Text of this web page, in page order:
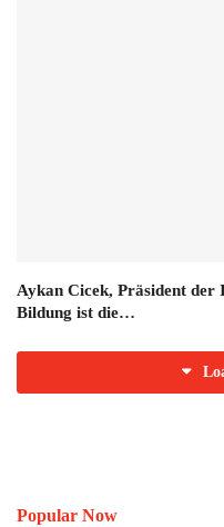
Aykan Cicek, Präsident der
Bildung ist die…
Popular Now